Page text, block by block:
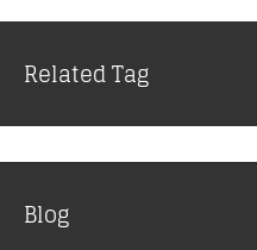
Related Tag
Blog